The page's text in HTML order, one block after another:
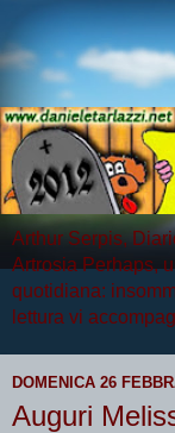
Arthur Serpis,
Artrosia Perhaps,
quotidiana:
lettura vi
DOMENICA 26
Auguri